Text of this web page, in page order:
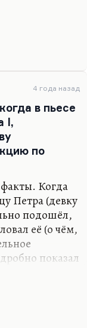
быть, в
4 года назад
в пьесе
I,
по
Когда
Петра (девку
подошёл,
её (о чём,
показал
Как раз это
он